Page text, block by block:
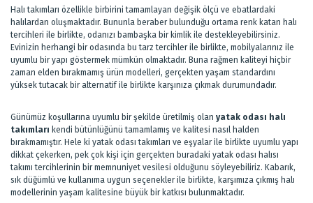
Halı takımları özellikle birbirini tamamlayan değişik ölçü ve ebatlardaki
halılardan oluşmaktadır. Bununla beraber bulunduğu ortama renk katan halı
tercihleri ile birlikte, odanızı bambaşka bir kimlik ile destekleyebilirsiniz.
Evinizin herhangi bir odasında bu tarz tercihler ile birlikte, mobilyalarınız ile
uyumlu bir yapı göstermek mümkün olmaktadır. Buna rağmen kaliteyi hiçbir
zaman elden bırakmamış ürün modelleri, gerçekten yaşam standardını
yüksek tutacak bir alternatif ile birlikte karşınıza çıkmak durumundadır.
Günümüz koşullarına uyumlu bir şekilde üretilmiş olan yatak odası halı
takımları kendi bütünlüğünü tamamlamış ve kalitesi nasıl halden
bırakmamıştır. Hele ki yatak odası takımları ve eşyalar ile birlikte uyumlu yapı
dikkat çekerken, pek çok kişi için gerçekten buradaki yatak odası halısı
takımı tercihlerinin bir memnuniyet vesilesi olduğunu söyleyebiliriz. Kabarık,
sık düğümlü ve kullanıma uygun seçenekler ile birlikte, karşımıza çıkmış halı
modellerinin yaşam kalitesine büyük bir katkısı bulunmaktadır.